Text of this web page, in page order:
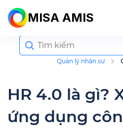
MISA AMIS
Quản lý nhân sự
Search
for:
HR 4.0 là gì?
ứng dụng